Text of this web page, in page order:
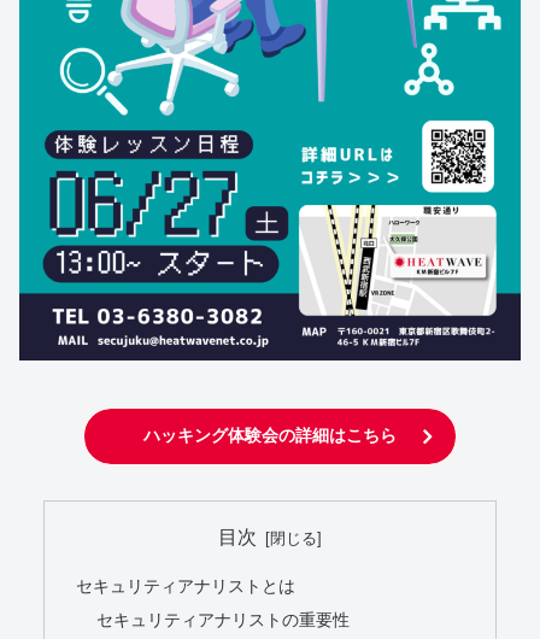
ハッキング体験会の詳細はこちら
目次
セキュリティアナリストとは
セキュリティアナリストの重要性